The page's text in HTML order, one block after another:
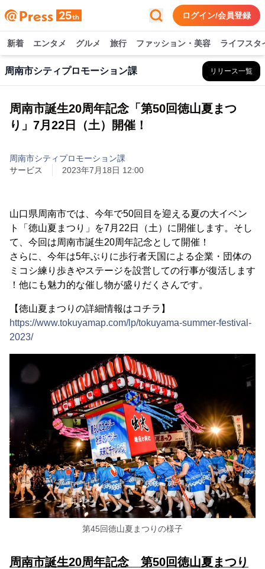
ログイン/会員登録
新着 エンタメ グルメ 旅行 ファッション・美容 ライフスタ
周南市シティプロモーション課 リリース一覧
周南市誕生20周年記念「第50回徳山夏まつ
り」7月22日（土）開催！
周南市シティプロモーション課
サービス
2023年7月18日 12:00
山口県周南市では、今年で50回目を迎える夏の大イベン
ト「徳山夏まつり」を7月22日（土）に開催します。そし
て、今回は周南市誕生20周年記念として開催！
さらに、今年は5年ぶりに歩行者天国による企業・団体の
ミコシ練り歩きやステージを設営しての行事が復活します
！他にも魅力的な催し物が盛りだくさんです。
【徳山夏まつりの詳細情報はコチラ】
https://www.tokuyamap.com/lp/tokuyama-summer-festival-
2023/
第45回徳山夏まつりの様子
周南市誕生20周年記念 第50回徳山夏まつり